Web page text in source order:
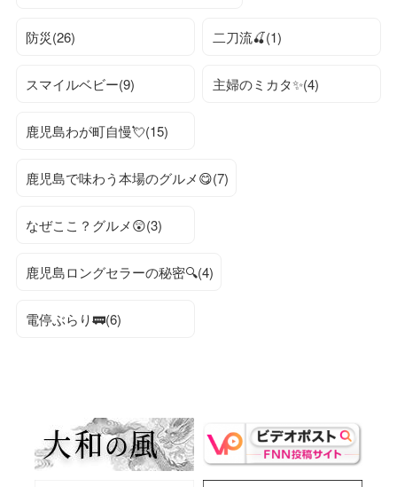
防災(26) 二刀流🍒(1)
スマイルベビー(9) 主婦のミカタ✨(4)
鹿児島わが町自慢💘(15)
鹿児島で味わう本場のグルメ😋(7)
なぜここ？グルメ😲(3)
鹿児島ロングセラーの秘密🔍(4)
電停ぶらり🚃(6)